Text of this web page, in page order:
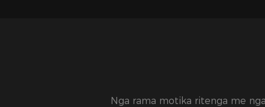
Nga rama motika ritenga me